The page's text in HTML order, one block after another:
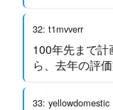
32: t1mvverr
100年先まで
ら、去年の評
33: yellowdomestic